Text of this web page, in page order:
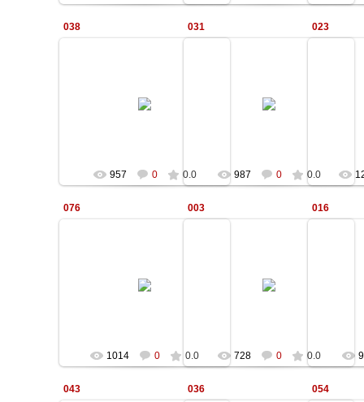
038
957 0 0.0
031
987 0 0.0
023
076
1014 0 0.0
003
728 0 0.0
016
043 036 054